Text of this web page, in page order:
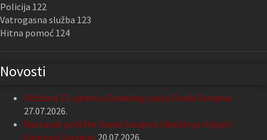
Policija 122
Vatrogasna služba 123
Hitna pomoć 124
Novosti
Održana 13. sjednica Gradskog vijeća Grada Sarajeva
27.07.2026.
Nastavak podrške Grada Sarajeva Udruženju slijepih
Kantona Sarajevo 20.07.2026.